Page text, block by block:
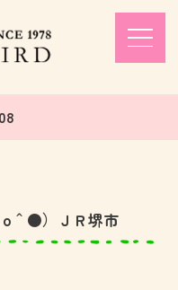
＾●）ＪＲ堺市